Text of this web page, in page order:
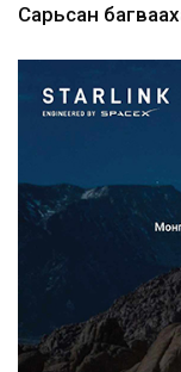
Сарьсан
Улсын
ангилан
2026/08/10